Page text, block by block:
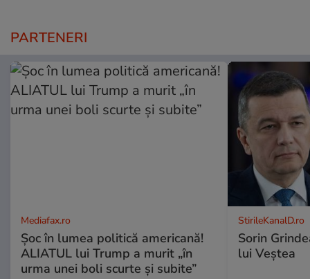
PARTENERI
Mediafax.ro
Șoc în lumea politică americană!
ALIATUL lui Trump a murit „în
urma unei boli scurte și subite”
StirileKanalD.ro
Sorin
lui Veștea